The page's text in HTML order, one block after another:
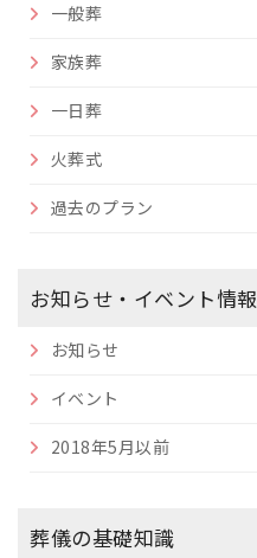
一般葬
家族葬
一日葬
火葬式
過去のプラン
お知らせ・イベント情報
お知らせ
イベント
2018年5月以前
葬儀の基礎知識